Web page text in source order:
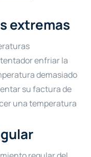
extremas
enfriar la
demasiado
su factura de
una temperatura